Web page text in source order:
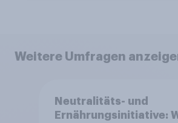
Weitere Umfragen
Neutralitäts- und
Ernährungsinitiative: